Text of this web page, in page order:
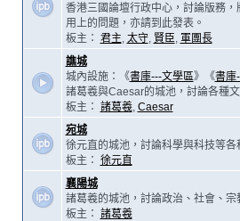
香港三國論壇行政中心，討論版務
用上的問題，亦請到此發表。
板主： 君主, 太守, 賢臣, 軍團長
譙城
城內設施：《書庫---文學區》《書庫
諸葛羲與Caesar的城池，討論各種
板主： 諸葛羲, Caesar
宛城
徐元直的城池，討論科學與科技等各
板主： 徐元直
襄陽城
諸葛羲的城池，討論政治、社會、
板主： 諸葛羲